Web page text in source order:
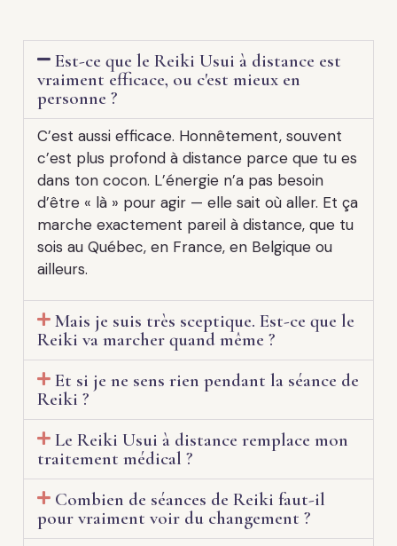
Est-ce que le Reiki Usui à distance est
vraiment efficace, ou c'est mieux en
personne ?
C’est aussi efficace. Honnêtement, souvent
c’est plus profond à distance parce que tu es
dans ton cocon. L’énergie n’a pas besoin
d’être « là » pour agir — elle sait où aller. Et ça
marche exactement pareil à distance, que tu
sois au Québec, en France, en Belgique ou
ailleurs.
Mais je suis très sceptique. Est-ce que le
Reiki va marcher quand même ?
Et si je ne sens rien pendant la séance de
Reiki ?
Le Reiki Usui à distance remplace mon
traitement médical ?
Combien de séances de Reiki faut-il
pour vraiment voir du changement ?